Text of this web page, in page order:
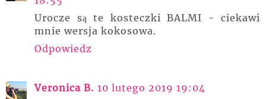
Urocze są te kosteczki BALMI - ciekawi
mnie wersja kokosowa.
Odpowiedz
Veronica B. 10 lutego 2019 19:04